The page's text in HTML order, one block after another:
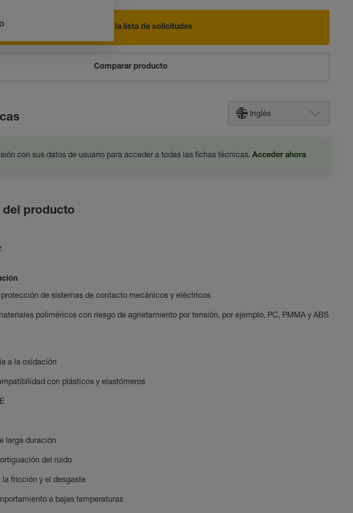
Añadir a la lista de solicitudes
Comparar producto
Inglés
con sus datos de usuario para acceder a todas las fichas técnicas. Acceder ahora
producto
de sistemas de contacto mecánicos y eléctricos
poliméricos con riesgo de agrietamiento por tensión, por ejemplo, PC, PMMA y ABS
a la oxidación
con plásticos y elastómeros
larga duración
del ruido
la fricción y el desgaste
a bajas temperaturas